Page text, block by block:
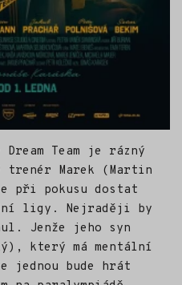
Team je rázný
trenér Marek (Martin
při pokusu dostat
ligy. Nejraději by
Jenže jeho syn
který má mentální
jednou bude hrát